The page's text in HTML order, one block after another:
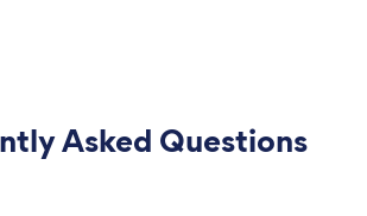
Asked Questions